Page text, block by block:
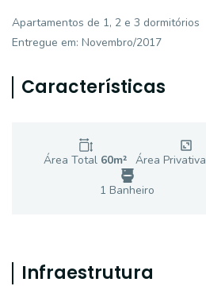
Apartamentos de 1, 2 e 3 dormitórios
Entregue em: Novembro/2017
Características
Área Total 60m² Área Privativa
1 Banheiro
Infraestrutura